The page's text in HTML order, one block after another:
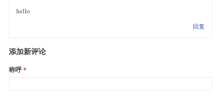
hello
回复
添加新评论
称呼